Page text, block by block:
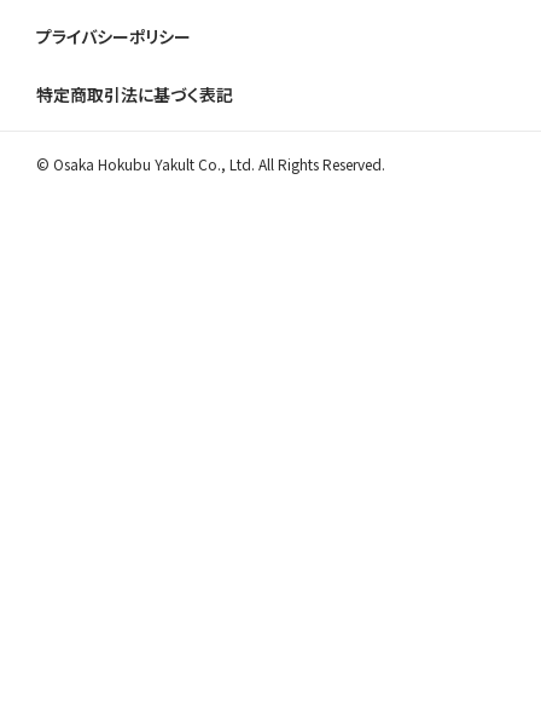
プライバシーポリシー
特定商取引法に基づく表記
© Osaka Hokubu Yakult Co., Ltd. All Rights Reserved.